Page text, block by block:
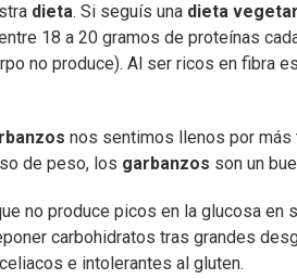
dieta. Si seguís una dieta
18 a 20 gramos de proteínas
no produce). Al ser ricos en fibra
nos sentimos llenos por más
de peso, los garbanzos son un
no produce picos en la glucosa en
carbohidratos tras grandes
e intolerantes al gluten.